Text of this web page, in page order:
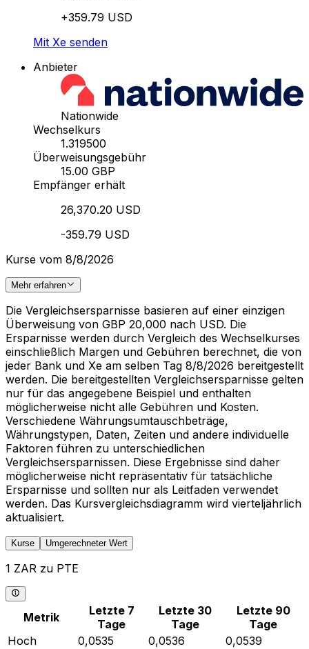
+359.79 USD
Mit Xe senden
Anbieter
Nationwide
Wechselkurs
1.319500
Überweisungsgebühr
15.00 GBP
Empfänger erhält
26,370.20 USD
-359.79 USD
Kurse vom 8/8/2026
Mehr erfahren
Die Vergleichsersparnisse basieren auf einer einzigen
Überweisung von GBP 20,000 nach USD. Die
Ersparnisse werden durch Vergleich des Wechselkurses
einschließlich Margen und Gebühren berechnet, die von
jeder Bank und Xe am selben Tag 8/8/2026 bereitgestellt
werden. Die bereitgestellten Vergleichsersparnisse gelten
nur für das angegebene Beispiel und enthalten
möglicherweise nicht alle Gebühren und Kosten.
Verschiedene Währungsumtauschbeträge,
Währungstypen, Daten, Zeiten und andere individuelle
Faktoren führen zu unterschiedlichen
Vergleichsersparnissen. Diese Ergebnisse sind daher
möglicherweise nicht repräsentativ für tatsächliche
Ersparnisse und sollten nur als Leitfaden verwendet
werden. Das Kursvergleichsdiagramm wird vierteljährlich
aktualisiert.
Kurse Umgerechneter Wert
1 ZAR zu PTE
Metrik
Letzte 7
Tage
Letzte 30
Tage
Letzte 90
Tage
Hoch
0,0535 0,0536
0,0539